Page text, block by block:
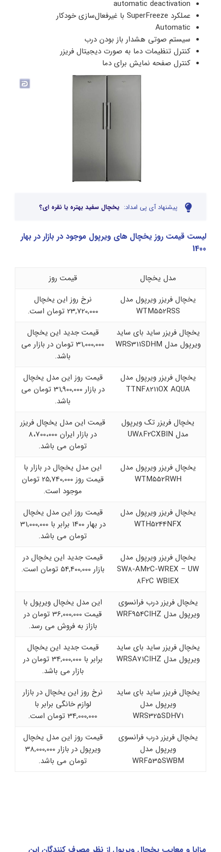
automatic deactivation
عملکرد SuperFreeze با غیرفعال‌سازی خودکار
Automatic
سیستم صوتی هشدار باز بودن درب
کنترل تنظیمات دما به صورت دیجیتال فریزر
کنترل صفحه نمایش برای دما
پیشنهاد آی پی امداد: یخچال سفید بهتره یا نقره ای؟
لیست قیمت روز یخچال های ویرپول موجود در بازار در بهار
1400
مدل یخچال
قیمت روز
یخچال فریزر ویرپول مدل
WTM552RSS
نرخ روز این یخچال
23,720,000 تومان است.
یخچال فریزر ساید بای ساید
ویرپول مدل WRS311SDHM
قیمت جدید این یخچال
31,000,000 تومان در بازار می
باشد.
یخچال فریزر ویرپول مدل
TTNF8211OX AQUA
قیمت روز این مدل یخچال
در بازار 31,900,000 تومان می
باشد.
یخچال فریزر تک ویرپول
مدل UW8F2CXBIN
قیمت این مدل یخچال فریزر
در بازار ایران 8،700،000
تومان می باشد.
یخچال فریزر ویرپول مدل
WTM552RWH
این مدل یخچال در بازار با
قیمت روز 25,740,000 تومان
موجود است.
یخچال فریزر ویرپول مدل
WTH5244NFX
قیمت روز این مدل یخچال
در بهار 1400 برابر با 31,000,000
تومان می باشد.
یخچال فریزر ویرپول مدل
SW8-AM2C-WREX – UW
8F2C WBIEX
قیمت جدید این یخچال در
بازار 54,400,000 تومان است.
یخچال فریزر درب فرانسوی
ویرپول مدل WRF954CIHZ
این مدل یخچال ویرپول با
قیمت 36,000,000 تومان در
بازاز به فروش می رسد.
یخچال فریزر ساید بای ساید
ویرپول مدل WRSA71CIHZ
قیمت جدید این یخچال
برابر با 34,000,000 تومان در
بازار می باشد.
یخچال فریزر ساید بای ساید
ویرپول مدل
WRS325SDHV1
نرخ روز این یخچال در بازار
لوازم خانگی برابر با
34,000,000 تومان است.
یخچال فریزر درب فرانسوی
ویرپول مدل
WRF535SWBM
قیمت روز این مدل یخچال
ویرپول در بازار 38,000,000
تومان می باشد.